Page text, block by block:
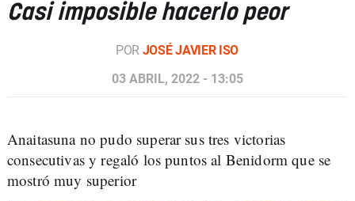
Casi imposible hacerlo peor
POR JOSÉ JAVIER ISO
03 ABRIL, 2022 - 13:05
Anaitasuna no pudo superar sus tres victorias
consecutivas y regaló los puntos al Benidorm que se
mostró muy superior